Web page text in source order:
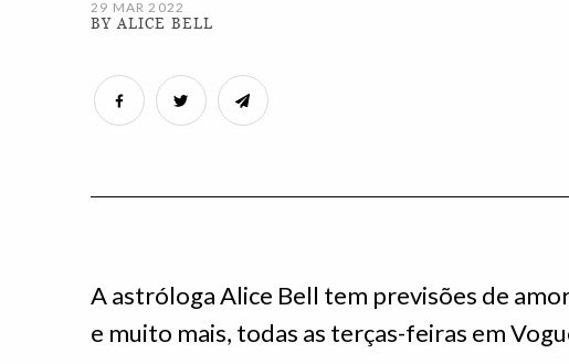
29 MAR 2022
BY ALICE BELL
A astróloga Alice Bell tem previsões de
e muito mais, todas as terças-feiras em